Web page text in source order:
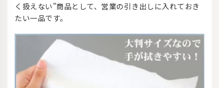
く扱えない”商品として、営業の引き出しに入れておき
たい一品です。